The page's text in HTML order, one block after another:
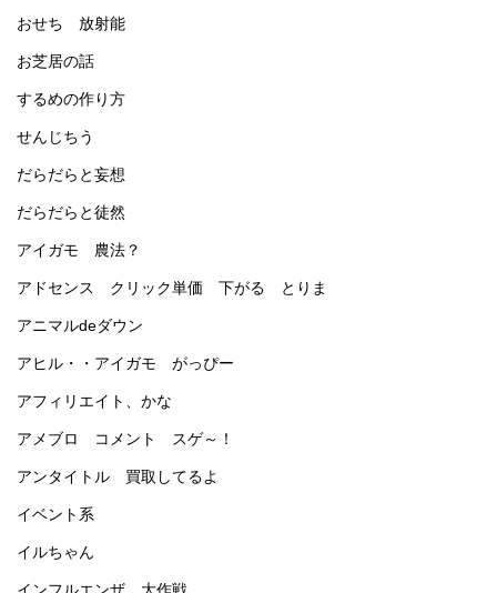
おせち 放射能
お芝居の話
するめの作り方
せんじちう
だらだらと妄想
だらだらと徒然
アイガモ 農法？
アドセンス クリック単価 下がる とりま
アニマルdeダウン
アヒル・・アイガモ がっぴー
アフィリエイト、かな
アメブロ コメント スゲ～！
アンタイトル 買取してるよ
イベント系
イルちゃん
インフルエンザ 大作戦